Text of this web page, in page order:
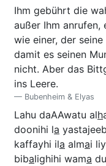
Ihm gebührt die
außer Ihm anrufen,
wie einer, der
damit es seinen
nicht. Aber das
ins Leere.
Bubenheim & Elyas
Lahu daAAwatu alh
doonihi la
kaffayhi ila almai
bibalighihi wama